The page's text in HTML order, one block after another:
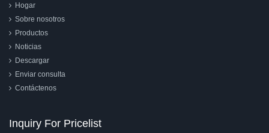
Hogar
Sobre nosotros
Productos
Noticias
Descargar
Enviar consulta
Contáctenos
Inquiry For Pricelist